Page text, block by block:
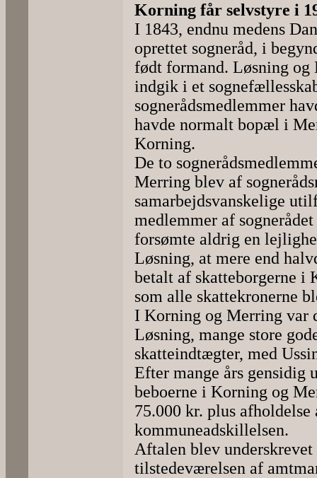
Korning får selvstyre i
I 1843, endnu medens
oprettet sogneråd, i
født formand. Løsning
indgik i et
sognerådsmedlemmer
havde normalt bopæl i
Korning.
De to
Merring blev af
samarbejdsvanskelige
medlemmer af
forsømte aldrig en
Løsning, at mere end
betalt af skatteborgerne i
som alle skattekronerne
I Korning og Merring var
Løsning, mange store
skatteindtægter, med
Efter mange års gensidig
beboerne i Korning og
75.000 kr. plus
kommuneadskillelsen.
Aftalen blev
tilstedeværelsen af